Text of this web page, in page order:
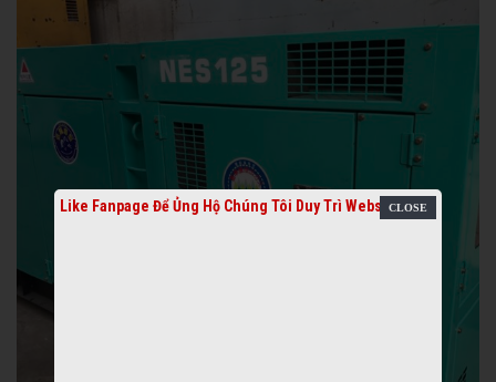
Like Fanpage Để Ủng Hộ Chúng Tôi Duy Trì Website